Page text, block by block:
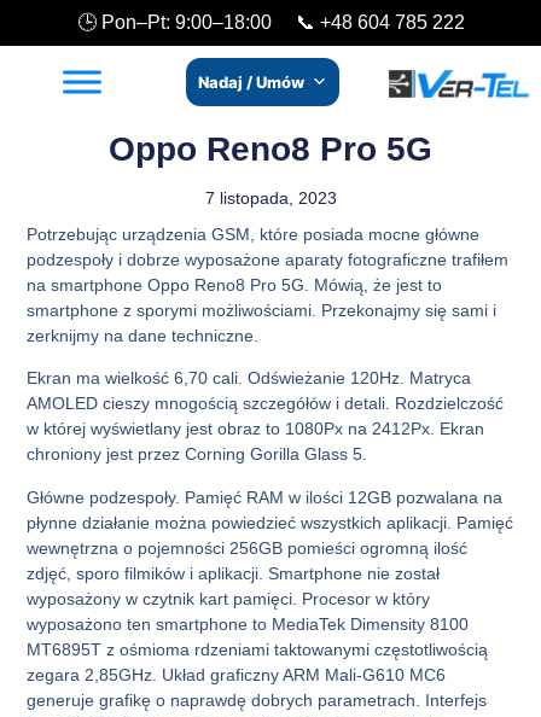
🕒 Pon–Pt: 9:00–18:00 📞 +48 604 785 222
Nadaj / Umów
Oppo Reno8 Pro 5G
7 listopada, 2023
Potrzebując urządzenia GSM, które posiada mocne główne
podzespoły i dobrze wyposażone aparaty fotograficzne trafiłem
na smartphone Oppo Reno8 Pro 5G. Mówią, że jest to
smartphone z sporymi możliwościami. Przekonajmy się sami i
zerknijmy na dane techniczne.
Ekran ma wielkość 6,70 cali. Odświeżanie 120Hz. Matryca
AMOLED cieszy mnogością szczegółów i detali. Rozdzielczość
w której wyświetlany jest obraz to 1080Px na 2412Px. Ekran
chroniony jest przez Corning Gorilla Glass 5.
Główne podzespoły. Pamięć RAM w ilości 12GB pozwalana na
płynne działanie można powiedzieć wszystkich aplikacji. Pamięć
wewnętrzna o pojemności 256GB pomieści ogromną ilość
zdjęć, sporo filmików i aplikacji. Smartphone nie został
wyposażony w czytnik kart pamięci. Procesor w który
wyposażono ten smartphone to MediaTek Dimensity 8100
MT6895T z ośmioma rdzeniami taktowanymi częstotliwością
zegara 2,85GHz. Układ graficzny ARM Mali-G610 MC6
generuje grafikę o naprawdę dobrych parametrach. Interfejs